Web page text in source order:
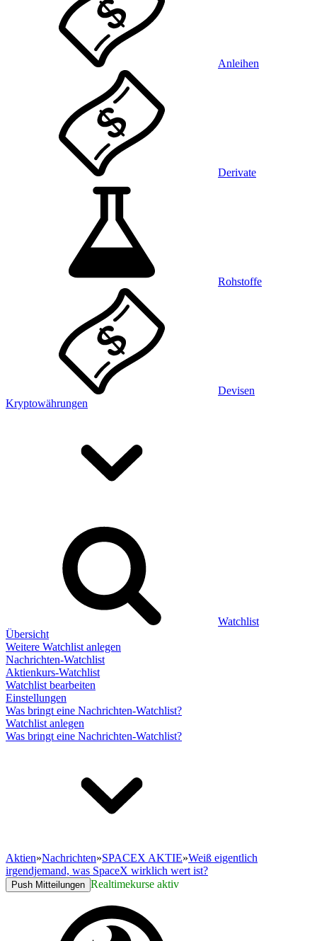
Anleihen
Derivate
Rohstoffe
Devisen
Kryptowährungen
Watchlist
Übersicht
Weitere Watchlist anlegen
Nachrichten-Watchlist
Aktienkurs-Watchlist
Watchlist bearbeiten
Einstellungen
Was bringt eine Nachrichten-Watchlist?
Watchlist anlegen
Was bringt eine Nachrichten-Watchlist?
Aktien»Nachrichten»SPACEX AKTIE»Weiß eigentlich
irgendjemand, was SpaceX wirklich wert ist?
Push Mitteilungen Realtimekurse aktiv